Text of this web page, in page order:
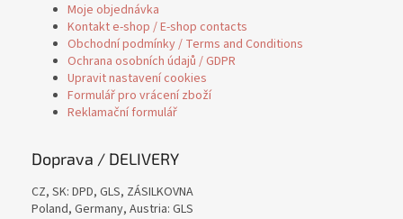
Moje objednávka
Kontakt e-shop / E-shop contacts
Obchodní podmínky / Terms and Conditions
Ochrana osobních údajů / GDPR
Upravit nastavení cookies
Formulář pro vrácení zboží
Reklamační formulář
Doprava / DELIVERY
CZ, SK: DPD, GLS, ZÁSILKOVNA
Poland, Germany, Austria: GLS